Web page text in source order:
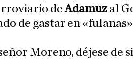
deAdamuz al
de gastar en
Moreno, déjese de